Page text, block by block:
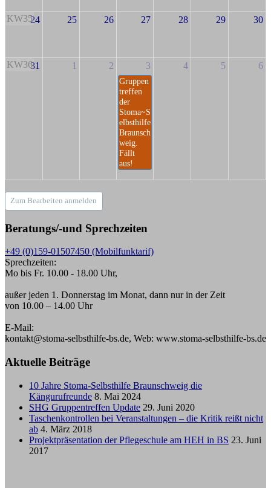
KW3524 25 26 27 28 29 30
KW3631 1 2 3
Gruppen
treffen
der
Stoma~S
elbsthilfe
Braunsch
weig.
Fällt
aus!
4 5 6
Zum Bearbeiten anmelden
Beratungs/-und Sprechzeiten
+49 (0)159-01507450 (Mobilfunktarif)
Sprechzeiten:
Mo bis Fr. 10.00 - 18.00 Uhr,
außer jeden 1. Donnerstag im Monat, dann nur in der Zeit
von 10.00 – 14.00 Uhr
E-Mail:
kontakt@stoma-selbsthilfe-bs.de, Web: www.stoma-selbsthilfe-bs.de
Aktuelle Beiträge
10 Jahre Stoma-Selbsthilfe Braunschweig die
Kängurufreunde 8. Mai 2024
SHG Gruppentreffen Update 29. Juni 2020
Taschenkontrollen bei Veranstaltungen – die Kritik reißt nicht
ab 4. März 2018
Projektpräsentation der Pflegeschule am HEH in BS 23. Juni
2017